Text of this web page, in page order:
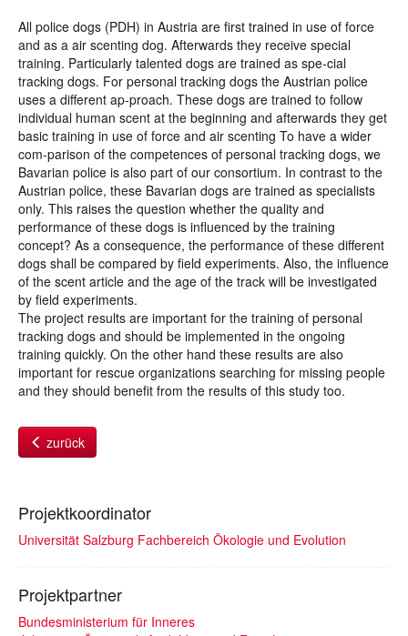
All police dogs (PDH) in Austria are first trained in use of force
and as a air scenting dog. Afterwards they receive special
training. Particularly talented dogs are trained as spe-cial
tracking dogs. For personal tracking dogs the Austrian police
uses a different ap-proach. These dogs are trained to follow
individual human scent at the beginning and afterwards they get
basic training in use of force and air scenting To have a wider
com-parison of the competences of personal tracking dogs, we
Bavarian police is also part of our consortium. In contrast to the
Austrian police, these Bavarian dogs are trained as specialists
only. This raises the question whether the quality and
performance of these dogs is influenced by the training
concept? As a consequence, the performance of these different
dogs shall be compared by field experiments. Also, the influence
of the scent article and the age of the track will be investigated
by field experiments.
The project results are important for the training of personal
tracking dogs and should be implemented in the ongoing
training quickly. On the other hand these results are also
important for rescue organizations searching for missing people
and they should benefit from the results of this study too.
zurück
Projektkoordinator
Universität Salzburg Fachbereich Ökologie und Evolution
Projektpartner
Bundesministerium für Inneres